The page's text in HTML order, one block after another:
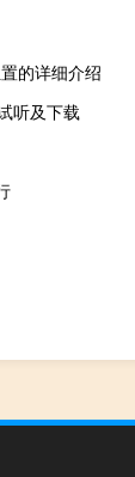
的详细介绍
听及下载